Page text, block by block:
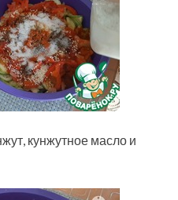
кунжутное масло и